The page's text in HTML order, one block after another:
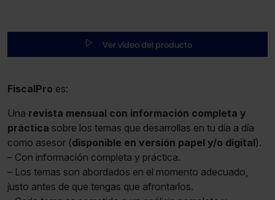
Ver vídeo del producto
FiscalPro es:
Una revista mensual con información completa y
práctica sobre los temas que desarrollas en tu día a día
como asesor (disponible en versión papel y/o digital).
– Con información completa y práctica.
– Los temas son abordados en el momento adecuado,
justo antes de que tengas que afrontarlos.